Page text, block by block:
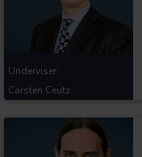
Underviser:
Carsten Ceutz